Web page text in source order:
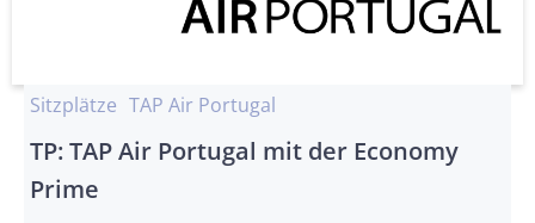
Sitzplätze TAP Air Portugal
TP: TAP Air Portugal mit der Economy
Prime